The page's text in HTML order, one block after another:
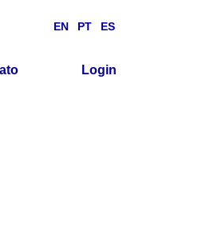
EN PT ES
Login